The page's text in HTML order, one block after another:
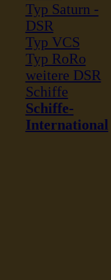
Typ Saturn -
DSR
Typ VCS
Typ RoRo
weitere DSR
Schiffe
Schiffe-
International